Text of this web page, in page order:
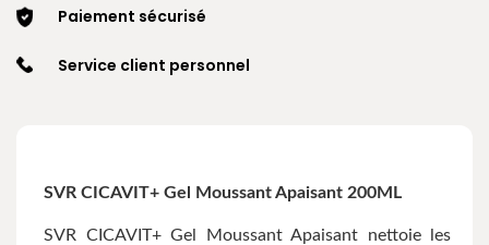
Paiement sécurisé
Service client personnel
SVR CICAVIT+ Gel Moussant Apaisant 200ML
SVR CICAVIT+ Gel Moussant Apaisant nettoie les